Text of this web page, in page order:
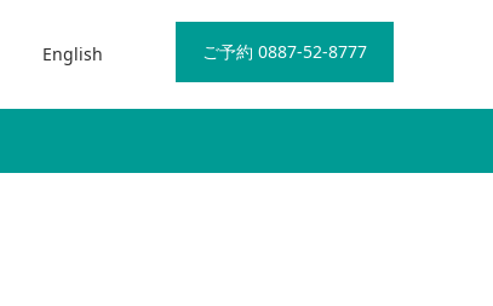
ご予約 0887-52-8777
English